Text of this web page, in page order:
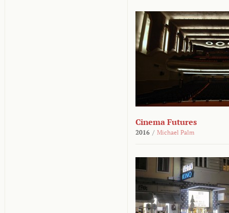
Cinema Futures
2016 / Michael Palm